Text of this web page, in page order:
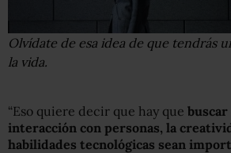
Olvídate de esa idea de que tendrás
la vida.
“Eso quiere decir que hay que buscar
interacción con personas, la
habilidades tecnológicas sean